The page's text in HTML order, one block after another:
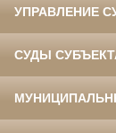
УПРАВЛЕНИЕ
СУДЫ